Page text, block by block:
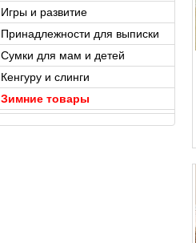
Игры и развитие
Принадлежности для выписки
Сумки для мам и детей
Кенгуру и слинги
Зимние товары